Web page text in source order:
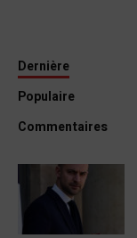
Dernière
Populaire
Commentaires